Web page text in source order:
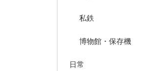
私鉄
博物館・保存機
日常